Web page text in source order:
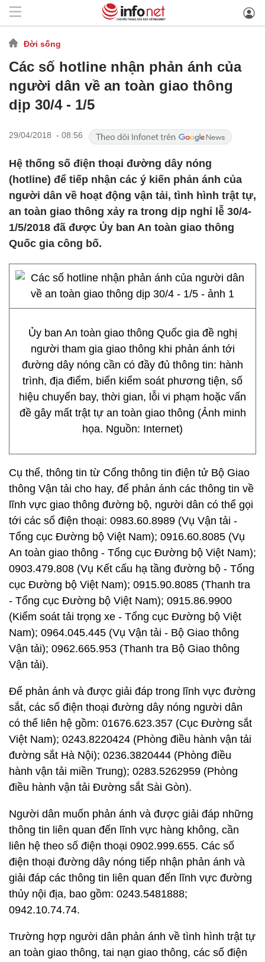
Đời sống
Các số hotline nhận phản ánh của
người dân về an toàn giao thông
dịp 30/4 - 1/5
29/04/2018 - 08:56
Hệ thống số điện thoại đường dây nóng
(hotline) để tiếp nhận các ý kiến phản ánh của
người dân về hoạt động vận tải, tình hình trật tự,
an toàn giao thông xảy ra trong dịp nghỉ lễ 30/4-
1/5/2018 đã được Ủy ban An toàn giao thông
Quốc gia công bố.
Ủy ban An toàn giao thông Quốc gia đề nghị
người tham gia giao thông khi phản ánh tới
đường dây nóng cần có đầy đủ thông tin: hành
trình, địa điểm, biển kiểm soát phương tiện, số
hiệu chuyến bay, thời gian, lỗi vi phạm hoặc vấn
đề gây mất trật tự an toàn giao thông (Ảnh minh
họa. Nguồn: Internet)
Cụ thể, thông tin từ Cổng thông tin điện tử Bộ Giao
thông Vận tải cho hay, để phản ánh các thông tin về
lĩnh vực giao thông đường bộ, người dân có thể gọi
tới các số điện thoại: 0983.60.8989 (Vụ Vận tải -
Tổng cục Đường bộ Việt Nam); 0916.60.8085 (Vụ
An toàn giao thông - Tổng cục Đường bộ Việt Nam);
0903.479.808 (Vụ Kết cấu hạ tầng đường bộ - Tổng
cục Đường bộ Việt Nam); 0915.90.8085 (Thanh tra
- Tổng cục Đường bộ Việt Nam); 0915.86.9900
(Kiểm soát tải trọng xe - Tổng cục Đường bộ Việt
Nam); 0964.045.445 (Vụ Vận tải - Bộ Giao thông
Vận tải); 0962.665.953 (Thanh tra Bộ Giao thông
Vận tải).
Để phản ánh và được giải đáp trong lĩnh vực đường
sắt, các số điện thoại đường dây nóng người dân
có thể liên hệ gồm: 01676.623.357 (Cục Đường sắt
Việt Nam); 0243.8220424 (Phòng điều hành vận tải
đường sắt Hà Nội); 0236.3820444 (Phòng điều
hành vận tải miền Trung); 0283.5262959 (Phòng
điều hành vận tải Đường sắt Sài Gòn).
Người dân muốn phản ánh và được giải đáp những
thông tin liên quan đến lĩnh vực hàng không, cần
liên hệ theo số điện thoại 0902.999.655. Các số
điện thoại đường dây nóng tiếp nhận phản ánh và
giải đáp các thông tin liên quan đến lĩnh vực đường
thủy nội địa, bao gồm: 0243.5481888;
0942.10.74.74.
Trường hợp người dân phản ánh về tình hình trật tự
an toàn giao thông, tai nạn giao thông, các số điện